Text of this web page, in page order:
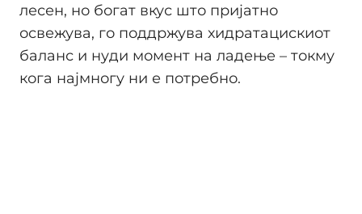
лесен, но богат вкус што пријатно
освежува, го поддржува хидратацискиот
баланс и нуди момент на ладење – токму
кога најмногу ни е потребно.